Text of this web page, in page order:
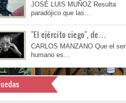
JOSÉ LUIS MUÑOZ Resulta
paradójico que las…
"El ejército ciego", de…
CARLOS MANZANO Que el ser
humano es…